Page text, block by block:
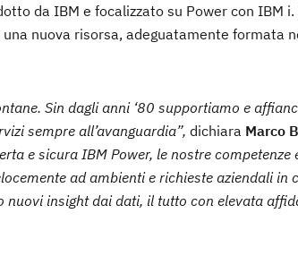
da IBM e focalizzato su Power con IBM i.
nuova risorsa, adeguatamente formata
Sin dagli anni ‘80 supportiamo e
sempre all’avanguardia”, dichiara Marco
e sicura IBM Power, le nostre competenze
ad ambienti e richieste aziendali in
nuovi insight dai dati, il tutto con elevata